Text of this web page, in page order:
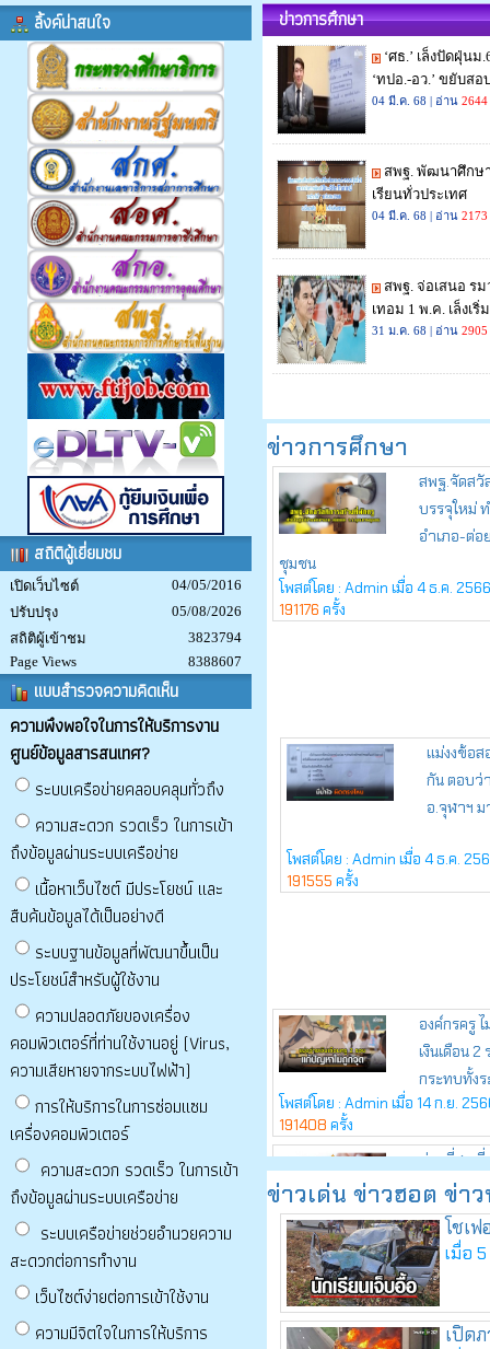
ลิ้งค์น่าสนใจ
สถิติผู้เยี่ยมชม
เปิดเว็บไซต์
04/05/2016
ปรับปรุง
05/08/2026
สถิติผู้เข้าชม
3823794
Page Views
8388607
แบบสำรวจความคิดเห็น
ความพึงพอใจในการให้บริการงาน
ศูนย์ข้อมูลสารสนเทศ?
ระบบเครือข่ายคลอบคลุมทั่วถึง
ความสะดวก รวดเร็ว ในการเข้า
ถึงข้อมูลผ่านระบบเครือข่าย
เนื้อหาเว็บไซต์ มีประโยชน์ และ
สืบค้นข้อมูลได้เป็นอย่างดี
ระบบฐานข้อมูลที่พัฒนาขึ้นเป็น
ประโยชน์สำหรับผู้ใช้งาน
ความปลอดภัยของเครื่อง
คอมพิวเตอร์ที่ท่านใช้งานอยู่ (Virus,
ความเสียหายจากระบบไฟฟ้า)
การให้บริการในการซ่อมแซม
เครื่องคอมพิวเตอร์
ความสะดวก รวดเร็ว ในการเข้า
ถึงข้อมูลผ่านระบบเครือข่าย
ระบบเครือข่ายช่วยอำนวยความ
สะดวกต่อการทำงาน
เว็บไซต์ง่ายต่อการเข้าใช้งาน
ความมีจิตใจในการให้บริการ
ข่าวการศึกษา